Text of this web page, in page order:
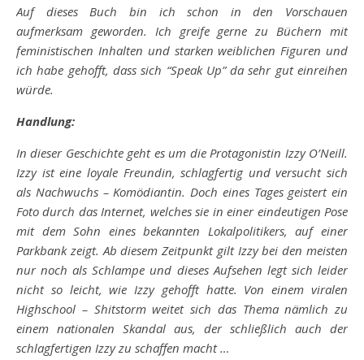
Auf dieses Buch bin ich schon in den Vorschauen
aufmerksam geworden. Ich greife gerne zu Büchern mit
feministischen Inhalten und starken weiblichen Figuren und
ich habe gehofft, dass sich “Speak Up” da sehr gut einreihen
würde.
Handlung:
In dieser Geschichte geht es um die Protagonistin Izzy O’Neill.
Izzy ist eine loyale Freundin, schlagfertig und versucht sich
als Nachwuchs – Komödiantin. Doch eines Tages geistert ein
Foto durch das Internet, welches sie in einer eindeutigen Pose
mit dem Sohn eines bekannten Lokalpolitikers, auf einer
Parkbank zeigt. Ab diesem Zeitpunkt gilt Izzy bei den meisten
nur noch als Schlampe und dieses Aufsehen legt sich leider
nicht so leicht, wie Izzy gehofft hatte. Von einem viralen
Highschool – Shitstorm weitet sich das Thema nämlich zu
einem nationalen Skandal aus, der schließlich auch der
schlagfertigen Izzy zu schaffen macht …